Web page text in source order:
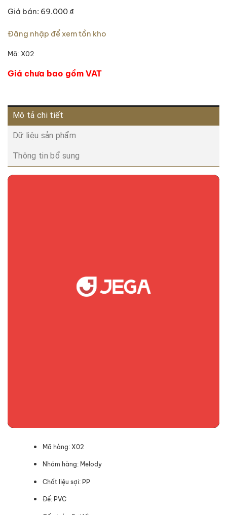
Giá bán: 69.000 ₫
Đăng nhập để xem tồn kho
Mã: X02
Giá chưa bao gồm VAT
Mô tả chi tiết
Dữ liệu sản phẩm
Thông tin bổ sung
Mã hàng: X02
Nhóm hàng: Melody
Chất liệu sợi: PP
Đế: PVC